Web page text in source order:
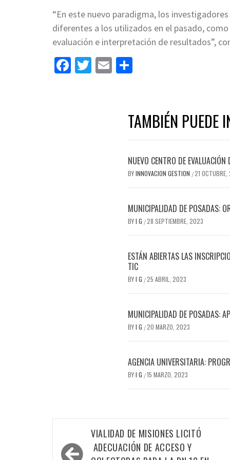
“En este nuevo paradigma, los
diferentes a los utilizados en el pasado,
evaluación e interpretación de resultados”,
Facebook
Twitter
Email
TAMBIÉN PUEDE
NUEVO CENTRO DE
BYINNOVACION GESTION /21
MUNICIPALIDAD DE POSADAS:
BYI G /28 SEPTIEMBRE, 2023
ESTÁN ABIERTAS LAS
TIC
BYI G /25 ABRIL, 2023
MUNICIPALIDAD DE POSADAS:
BYI G /20 MARZO, 2023
AGENCIA UNIVERSITARIA:
BYI G /15 MARZO, 2023
Navegación
de
VIALIDAD DE MISIONES LICITÓ
ADECUACIÓN DE ACCESO Y